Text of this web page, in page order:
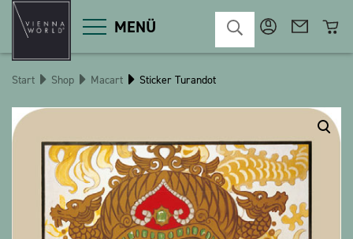
MENÜ
Produktgruppen
Deko
Diverses
Kosmetik
Küche
Magnete
POS
Start Shop Macart Sticker Turandot